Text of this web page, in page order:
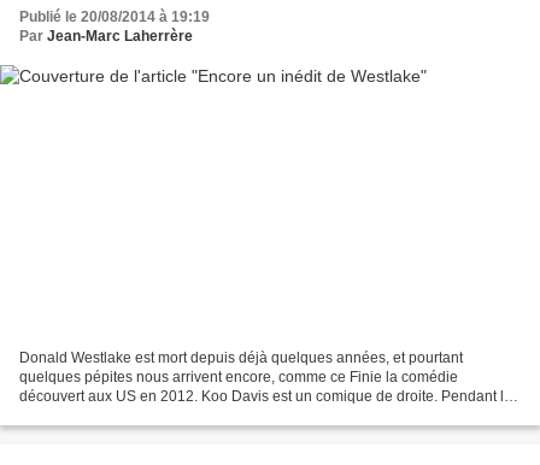
Publié le 20/08/2014 à 19:19
Par Jean-Marc Laherrère
Donald Westlake est mort depuis déjà quelques années, et pourtant
quelques pépites nous arrivent encore, comme ce Finie la comédie
découvert aux US en 2012. Koo Davis est un comique de droite. Pendant le